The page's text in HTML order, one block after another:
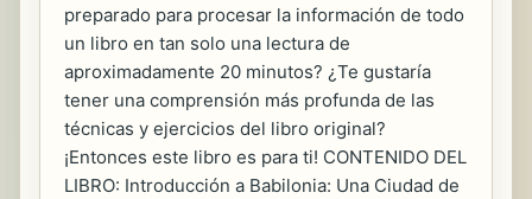
preparado para procesar la información de todo
un libro en tan solo una lectura de
aproximadamente 20 minutos? ¿Te gustaría
tener una comprensión más profunda de las
técnicas y ejercicios del libro original?
¡Entonces este libro es para ti! CONTENIDO DEL
LIBRO: Introducción a Babilonia: Una Ciudad de